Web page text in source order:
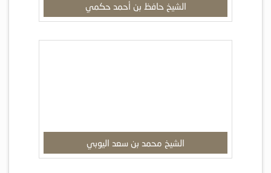
الشيخ حافظ بن أحمد حكمي
الشيخ محمد بن سعد اليوبي